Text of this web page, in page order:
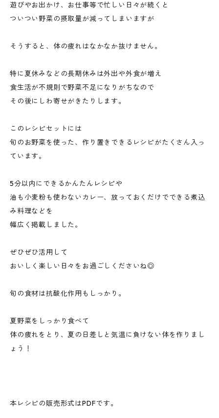
遊びやお出かけ、お仕事等で忙しい日々が続くと
ついつい野菜の摂取量が減ってしまいますが
そうすると、体の疲れはなかなか抜けません。
特に夏休みなどの長期休みは外出や外食が増え
食生活が不規則で野菜不足になりがちなので
その後にしわ寄せがきたりします。
このレシピセットには
旬のお野菜を使った、作り置きできるレシピがたくさん入っ
ています。
5分以内にできるかんたんレシピや
油も小麦粉も使わないカレー、放っておくだけでできる煮込
み料理などを
幅広く掲載しました。
ぜひぜひ活用して
おいしく楽しい日々をお過ごしくださいね◎
旬の食材は抗酸化作用もしっかり。
夏野菜をしっかり食べて
体の疲れをとり、夏の日差しと気温に負けない体を作りまし
ょう！
本レシピの販売形式はPDFです。